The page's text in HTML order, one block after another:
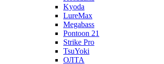
Kyoda
LureMax
Megabass
Pontoon 21
Strike Pro
TsuYoki
ОЛТА